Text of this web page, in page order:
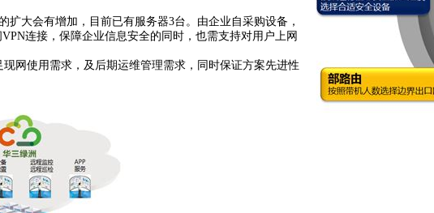
大会有增加，目前已有服务器3台。由企业自采购设备，
连接，保障企业信息安全的同时，也需支持对用户上网
网使用需求，及后期运维管理需求，同时保证方案先进性